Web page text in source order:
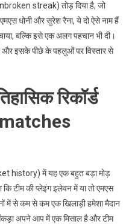
streak) तोड़ दिया है, जो
धोनी और सुरेश रैना, ये दो ऐसे नाम हैं
बल्कि इसे एक अलग पहचान भी दी।
इसके पीछे के पहलुओं पर विस्तार से
रिकॉर्ड
history) में यह एक बहुत बड़ा मोड़
टीम की प्लेइंग इलेवन में या तो एमएस
में से कम से कम एक खिलाड़ी हमेशा मैदान
अपने आप में एक मिसाल है और टीम